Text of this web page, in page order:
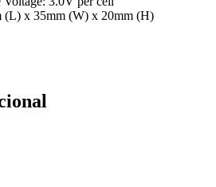
(L) x 35mm (W) x 20mm (H)